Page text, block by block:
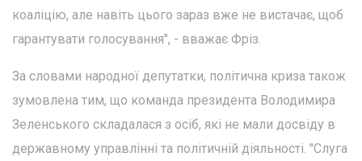
коаліцію, але навіть цього зараз вже не вистачає, щоб
гарантувати голосування", - вважає Фріз.
За словами народної депутатки, політична криза також
зумовлена тим, що команда президента Володимира
Зеленського складалася з осіб, які не мали досвіду в
державному управлінні та політичній діяльності. "Слуга